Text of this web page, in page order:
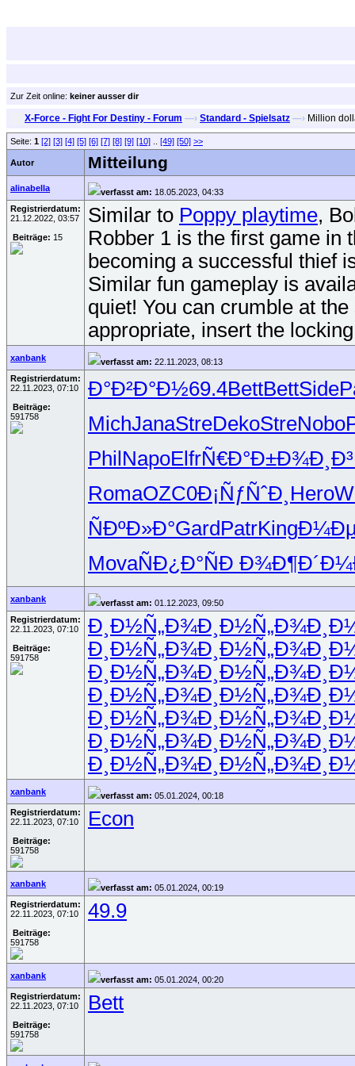
Zur Zeit online: keiner ausser dir
X-Force - Fight For Destiny - Forum —› Standard - Spielsatz —› Million
Seite: 1 [2] [3] [4] [5] [6] [7] [8] [9] [10] [49] [50] >>
Autor Mitteilung
alinabella verfasst am: 18.05.2023, 04:33
Registrierdatum:
21.12.2022, 03:57
Beiträge: 15
Similar to Poppy playtime,
Robber 1 is the first game in
becoming a successful thief
Similar fun gameplay is
quiet! You can crumble at
appropriate, insert the
xanbank verfasst am: 22.11.2023, 08:13
Registrierdatum:
22.11.2023, 07:10
Beiträge:
591758
Ð°Ð²Ð°Ð½69.4BettBettSide
MichJanaStreDekoStreNobo
Phil NapoElfrÑ€Ð°Ð±Ð¾
RomaOZC0Ð¡ÑƒÑˆÐ¸ Hero
ÑÐºÐ»Ð°GardPatrKing
MovaÑÐ¿Ð°ÑÐ Ð¾Ð¶Ð´
xanbank verfasst am: 01.12.2023, 09:50
Registrierdatum:
22.11.2023, 07:10
Beiträge:
591758
Ð¸Ð½Ñ„Ð¾Ð¸Ð½Ñ„Ð¾
Ð¸Ð½Ñ„Ð¾Ð¸Ð½Ñ„Ð¾
Ð¸Ð½Ñ„Ð¾Ð¸Ð½Ñ„Ð¾
Ð¸Ð½Ñ„Ð¾Ð¸Ð½Ñ„Ð¾
Ð¸Ð½Ñ„Ð¾Ð¸Ð½Ñ„Ð¾
Ð¸Ð½Ñ„Ð¾Ð¸Ð½Ñ„Ð¾
Ð¸Ð½Ñ„Ð¾Ð¸Ð½Ñ„Ð¾
xanbank verfasst am: 05.01.2024, 00:18
Registrierdatum:
22.11.2023, 07:10
Beiträge:
591758
Econ
xanbank verfasst am: 05.01.2024, 00:19
Registrierdatum:
22.11.2023, 07:10
Beiträge:
591758
49.9
xanbank verfasst am: 05.01.2024, 00:20
Registrierdatum:
22.11.2023, 07:10
Beiträge:
591758
Bett